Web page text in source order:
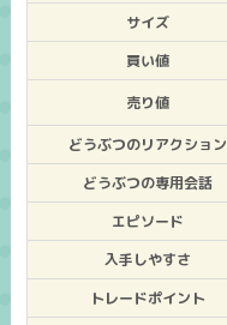
サイズ
買い値
売り値
どうぶつのリアクション
どうぶつの専用会話
エピソード
入手しやすさ
トレードポイント